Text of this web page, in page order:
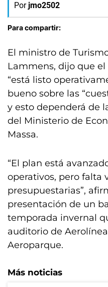
Por jmo2502
Para compartir:
El ministro de
Lammens, dijo que
“está listo
bueno sobre las
y esto dependerá de
del Ministerio de
Massa.
“El plan está
operativos, pero falta
presupuestarias”,
presentación de un
temporada invernal
auditorio de
Aeroparque.
Más noticias